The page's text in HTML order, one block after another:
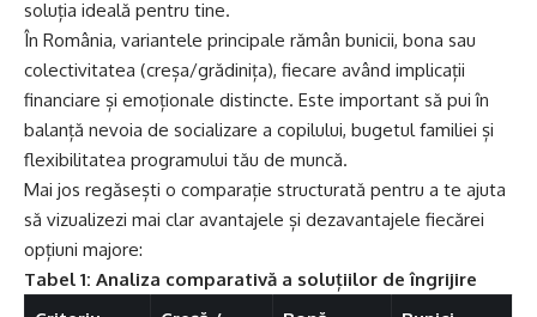
soluția ideală pentru tine.
În România, variantele principale rămân bunicii, bona sau
colectivitatea (creșa/grădinița), fiecare având implicații
financiare și emoționale distincte. Este important să pui în
balanță nevoia de socializare a copilului, bugetul familiei și
flexibilitatea programului tău de muncă.
Mai jos regăsești o comparație structurată pentru a te ajuta
să vizualizezi mai clar avantajele și dezavantajele fiecărei
opțiuni majore:
Tabel 1: Analiza comparativă a soluțiilor de îngrijire